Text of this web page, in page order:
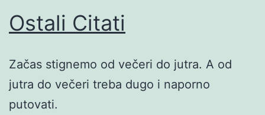
Ostali Citati
Začas stignemo od večeri do jutra. A od
jutra do večeri treba dugo i naporno
putovati.